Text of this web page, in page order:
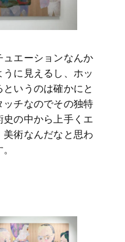
エーションなんか
に見えるし、ホッ
いうのは確かにと
チなのでその独特
の中から上手くエ
術なんだなと思わ